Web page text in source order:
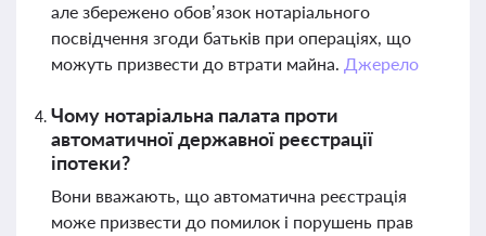
але збережено обов’язок нотаріального
посвідчення згоди батьків при операціях, що
можуть призвести до втрати майна. Джерело
Чому нотаріальна палата проти
автоматичної державної реєстрації
іпотеки?
Вони вважають, що автоматична реєстрація
може призвести до помилок і порушень прав